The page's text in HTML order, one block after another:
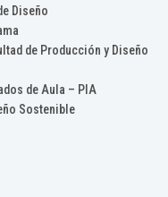
Diseño
de Producción y Diseño
de Aula – PIA
Sostenible